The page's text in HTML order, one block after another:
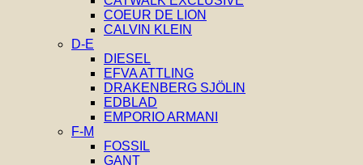
COEUR DE LION
CALVIN KLEIN
D-E
DIESEL
EFVA ATTLING
DRAKENBERG SJÖLIN
EDBLAD
EMPORIO ARMANI
F-M
FOSSIL
GANT